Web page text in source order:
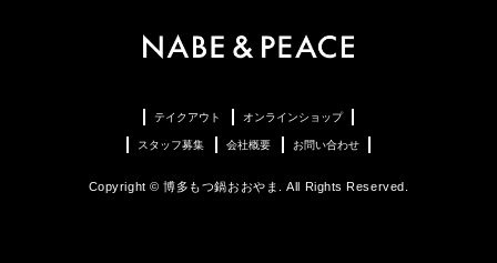
テイクアウト オンラインショップ
スタッフ募集 会社概要 お問い合わせ
Copyright © 博多もつ鍋おおやま. All Rights Reserved.